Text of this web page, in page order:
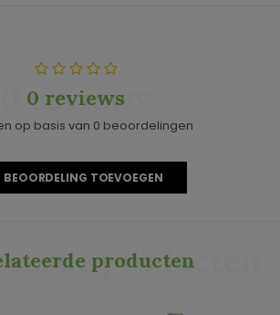
0 reviews
0 reviews
op basis van 0 beoordelingen
BEOORDELING TOEVOEGEN
producten
producten